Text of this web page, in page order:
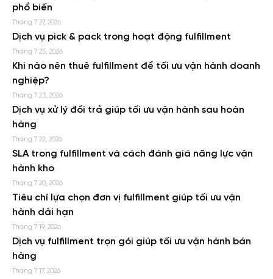
phổ biến
Tháng 7 27, 2026
Dịch vụ pick & pack trong hoạt động fulfillment
Tháng 7 25, 2026
Khi nào nên thuê fulfillment để tối ưu vận hành doanh
nghiệp?
Tháng 7 23, 2026
Dịch vụ xử lý đổi trả giúp tối ưu vận hành sau hoàn
hàng
Tháng 7 22, 2026
SLA trong fulfillment và cách đánh giá năng lực vận
hành kho
Tháng 7 20, 2026
Tiêu chí lựa chọn đơn vị fulfillment giúp tối ưu vận
hành dài hạn
Tháng 7 19, 2026
Dịch vụ fulfillment trọn gói giúp tối ưu vận hành bán
hàng
Tháng 7 17, 2026